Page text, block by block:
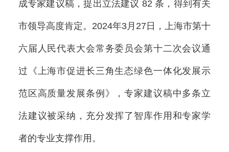
成专家建议稿，提出立法建议 82 条，得到有关
市领导高度肯定。2024年3月27日，上海市第十
六届人民代表大会常务委员会第十二次会议通
过《上海市促进长三角生态绿色一体化发展示
范区高质量发展条例》，专家建议稿中多条立
法建议被采纳，充分发挥了智库作用和专家学
者的专业支撑作用。